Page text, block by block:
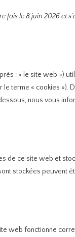
fois le 8 juin 2026 et
: « le site web »)
terme « cookies »).
nous vous
de ce site web et
stockées peuvent
web fonctionne